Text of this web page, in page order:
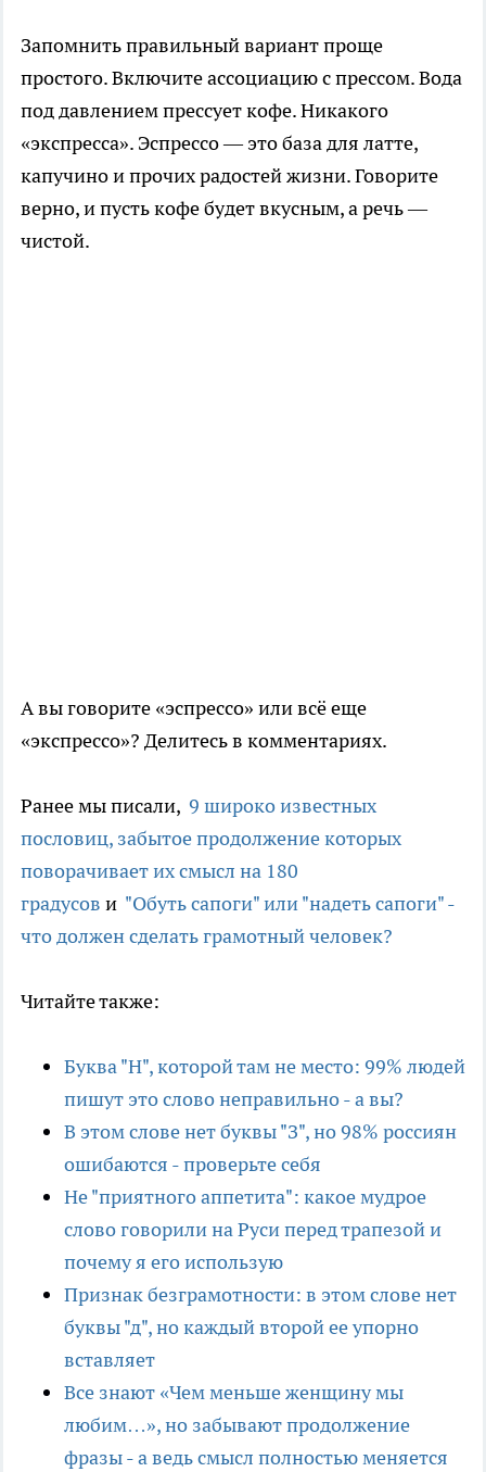
Запомнить правильный вариант проще
простого. Включите ассоциацию с прессом. Вода
под давлением прессует кофе. Никакого
«экспресса». Эспрессо — это база для латте,
капучино и прочих радостей жизни. Говорите
верно, и пусть кофе будет вкусным, а речь —
чистой.
А вы говорите «эспрессо» или всё еще
«экспрессо»? Делитесь в комментариях.
Ранее мы писали, 9 широко известных
пословиц, забытое продолжение которых
поворачивает их смысл на 180
градусов и "Обуть сапоги" или "надеть сапоги" -
что должен сделать грамотный человек?
Читайте также:
Буква "Н", которой там не место: 99% людей
пишут это слово неправильно - а вы?
В этом слове нет буквы "З", но 98% россиян
ошибаются - проверьте себя
Не "приятного аппетита": какое мудрое
слово говорили на Руси перед трапезой и
почему я его использую
Признак безграмотности: в этом слове нет
буквы "д", но каждый второй ее упорно
вставляет
Все знают «Чем меньше женщину мы
любим…», но забывают продолжение
фразы - а ведь смысл полностью меняется